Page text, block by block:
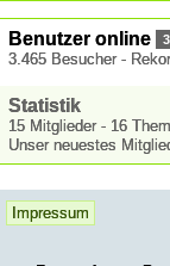
Benutzer online
3.465 Besucher -
Statistik
15 Mitglieder - 16
Unser neuestes
Impressum